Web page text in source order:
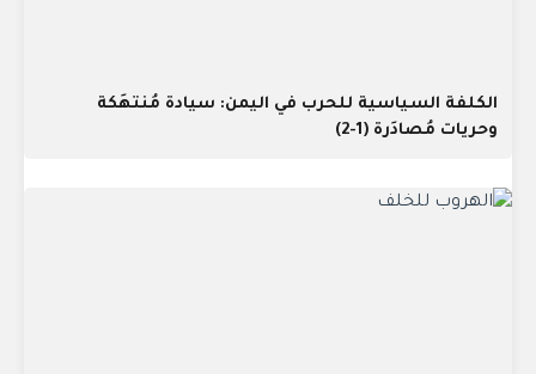
الكلفة السياسية للحرب في اليمن: سيادة مُنتهَكة
وحريات مُصادَرة (1-2)